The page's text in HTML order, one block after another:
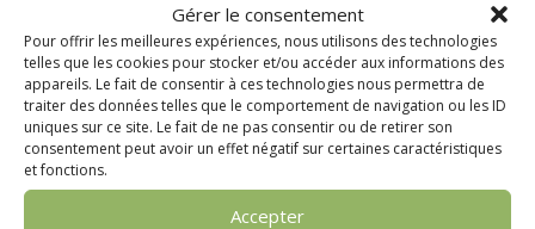
Gérer le consentement
Pour offrir les meilleures expériences, nous utilisons des technologies
telles que les cookies pour stocker et/ou accéder aux informations des
appareils. Le fait de consentir à ces technologies nous permettra de
traiter des données telles que le comportement de navigation ou les ID
uniques sur ce site. Le fait de ne pas consentir ou de retirer son
consentement peut avoir un effet négatif sur certaines caractéristiques
et fonctions.
Accepter
ANNULE RANDO SPI
10 Oct 2023